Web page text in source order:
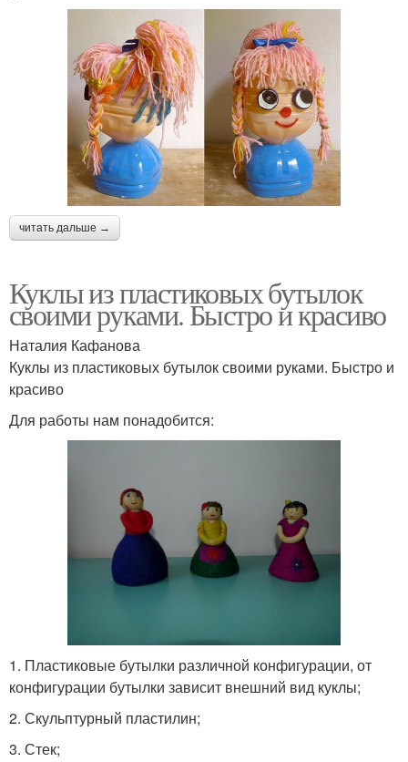
читать дальше →
Куклы из пластиковых бутылок
своими руками. Быстро и красиво
Наталия Кафанова
Куклы из пластиковых бутылок своими руками. Быстро и
красиво
Для работы нам понадобится:
1. Пластиковые бутылки различной конфигурации, от
конфигурации бутылки зависит внешний вид куклы;
2. Скульптурный пластилин;
3. Стек;